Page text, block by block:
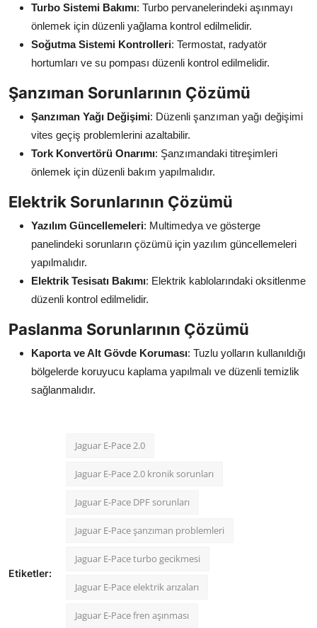
Turbo Sistemi Bakımı: Turbo pervanelerindeki aşınmayı
önlemek için düzenli yağlama kontrol edilmelidir.
Soğutma Sistemi Kontrolleri: Termostat, radyatör
hortumları ve su pompası düzenli kontrol edilmelidir.
Şanzıman Sorunlarının Çözümü
Şanzıman Yağı Değişimi: Düzenli şanzıman yağı değişimi
vites geçiş problemlerini azaltabilir.
Tork Konvertörü Onarımı: Şanzımandaki titreşimleri
önlemek için düzenli bakım yapılmalıdır.
Elektrik Sorunlarının Çözümü
Yazılım Güncellemeleri: Multimedya ve gösterge
panelindeki sorunların çözümü için yazılım güncellemeleri
yapılmalıdır.
Elektrik Tesisatı Bakımı: Elektrik kablolarındaki oksitlenme
düzenli kontrol edilmelidir.
Paslanma Sorunlarının Çözümü
Kaporta ve Alt Gövde Koruması: Tuzlu yolların kullanıldığı
bölgelerde koruyucu kaplama yapılmalı ve düzenli temizlik
sağlanmalıdır.
Etiketler:
Jaguar E-Pace 2.0
Jaguar E-Pace 2.0 kronik sorunları
Jaguar E-Pace DPF sorunları
Jaguar E-Pace şanzıman problemleri
Jaguar E-Pace turbo gecikmesi
Jaguar E-Pace elektrik arızaları
Jaguar E-Pace fren aşınması